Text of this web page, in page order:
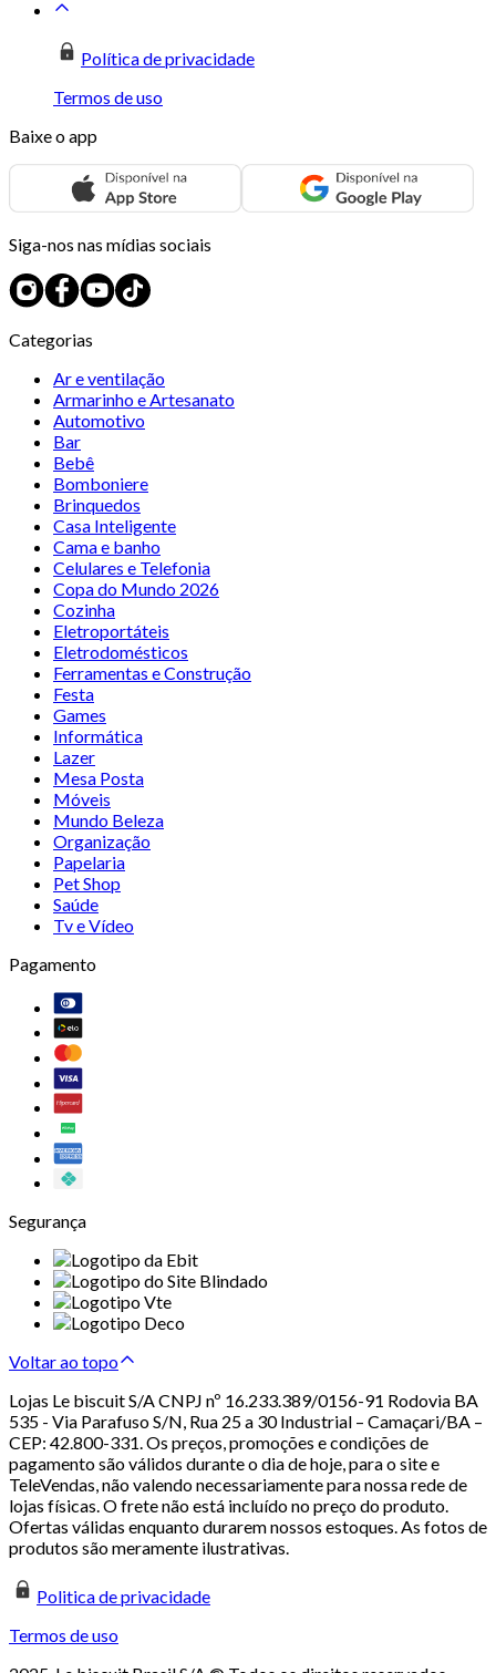
Política de privacidade
Termos de uso
Baixe o app
Siga-nos nas mídias sociais
Categorias
Ar e ventilação
Armarinho e Artesanato
Automotivo
Bar
Bebê
Bomboniere
Brinquedos
Casa Inteligente
Cama e banho
Celulares e Telefonia
Copa do Mundo 2026
Cozinha
Eletroportáteis
Eletrodomésticos
Ferramentas e Construção
Festa
Games
Informática
Lazer
Mesa Posta
Móveis
Mundo Beleza
Organização
Papelaria
Pet Shop
Saúde
Tv e Vídeo
Pagamento
Segurança
Voltar ao topo
Lojas Le biscuit S/A CNPJ nº 16.233.389/0156-91 Rodovia BA
535 - Via Parafuso S/N, Rua 25 a 30 Industrial – Camaçari/BA –
CEP: 42.800-331. Os preços, promoções e condições de
pagamento são válidos durante o dia de hoje, para o site e
TeleVendas, não valendo necessariamente para nossa rede de
lojas físicas. O frete não está incluído no preço do produto.
Ofertas válidas enquanto durarem nossos estoques. As fotos de
produtos são meramente ilustrativas.
Politica de privacidade
Termos de uso